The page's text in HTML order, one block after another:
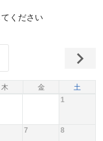
ください
木 金 土
1
7 8